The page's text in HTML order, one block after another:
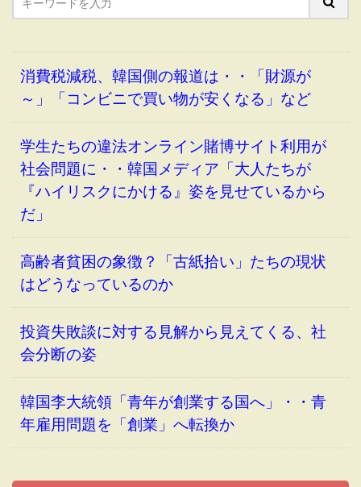
消費税減税、韓国側の報道は・・「財源が
～」「コンビニで買い物が安くなる」など
学生たちの違法オンライン賭博サイト利用が
社会問題に・・韓国メディア「大人たちが
『ハイリスクにかける』姿を見せているから
だ」
高齢者貧困の象徴？「古紙拾い」たちの現状
はどうなっているのか
投資失敗談に対する見解から見えてくる、社
会分断の姿
韓国李大統領「青年が創業する国へ」・・青
年雇用問題を「創業」へ転換か